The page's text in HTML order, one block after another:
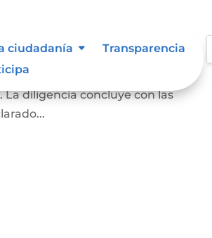
ciudadanía
Transparencia
el notario para declarar que
diligencia concluye con las